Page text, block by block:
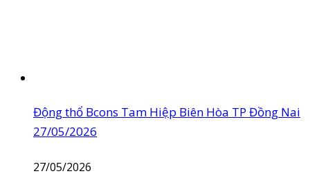
Động thổ Bcons Tam Hiệp Biên Hòa TP Đồng Nai
27/05/2026
27/05/2026